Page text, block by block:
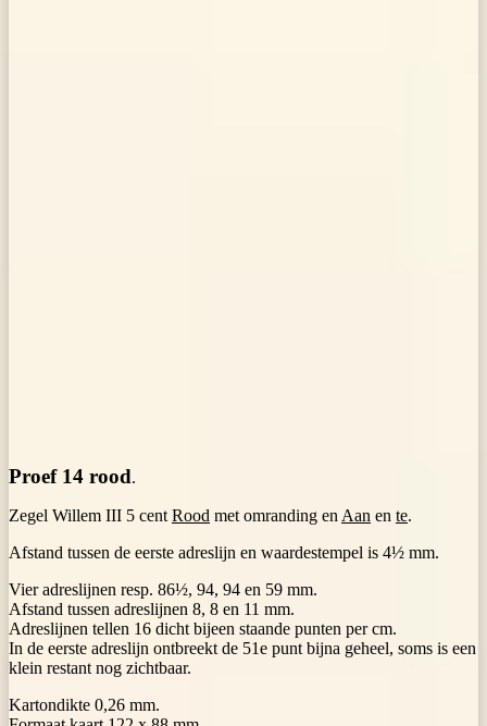
Proef 14 rood.
Zegel Willem III 5 cent Rood met omranding en Aan en te.
Afstand tussen de eerste adreslijn en waardestempel is 4½ mm.
Vier adreslijnen resp. 86½, 94, 94 en 59 mm.
Afstand tussen adreslijnen 8, 8 en 11 mm.
Adreslijnen tellen 16 dicht bijeen staande punten per cm.
In de eerste adreslijn ontbreekt de 51e punt bijna geheel, soms is een
klein restant nog zichtbaar.
Kartondikte 0,26 mm.